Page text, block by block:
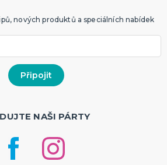
nových produktů a speciálních nabídek
NAŠI PÁRTY